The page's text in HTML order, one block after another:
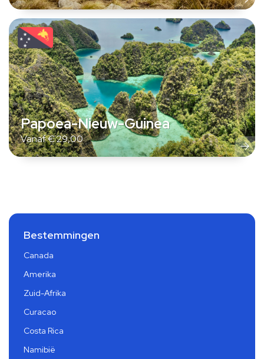
Papoea-Nieuw-Guinea
Vanaf€29,00
Bestemmingen
Canada
Amerika
Zuid-Afrika
Curacao
Costa Rica
Namibië